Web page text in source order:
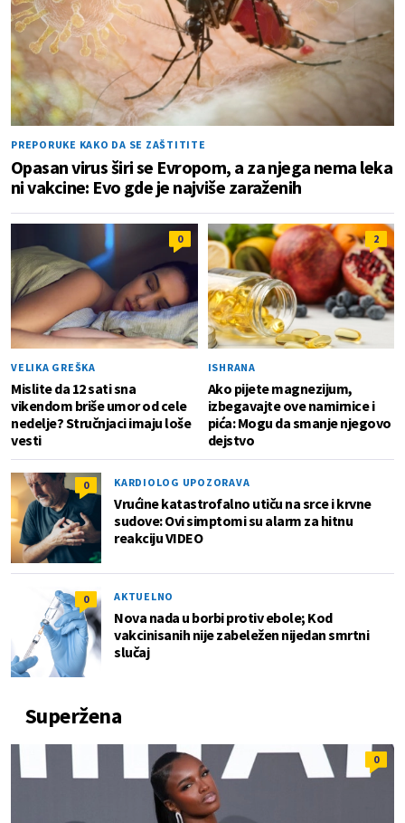
PREPORUKE KAKO DA SE ZAŠTITITE
Opasan virus širi se Evropom, a za njega nema leka
ni vakcine: Evo gde je najviše zaraženih
0
VELIKA GREŠKA
Mislite da 12 sati sna
vikendom briše umor od cele
nedelje? Stručnjaci imaju loše
vesti
2
ISHRANA
Ako pijete magnezijum,
izbegavajte ove namirnice i
pića: Mogu da smanje njegovo
dejstvo
0 KARDIOLOG UPOZORAVA
Vrućine katastrofalno utiču na srce i krvne
sudove: Ovi simptomi su alarm za hitnu
reakciju VIDEO
0 AKTUELNO
Nova nada u borbi protiv ebole; Kod
vakcinisanih nije zabeležen nijedan smrtni
slučaj
Superžena
0